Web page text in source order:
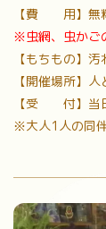
【費 用】無料
※虫網、虫かご
【もちもの】
【開催場所】
【受 付】当
※大人1人の同